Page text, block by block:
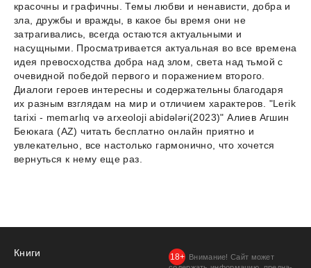
красочны и графичны. Темы любви и ненависти, добра и
зла, дружбы и вражды, в какое бы время они не
затрагивались, всегда остаются актуальными и
насущными. Просматривается актуальная во все времена
идея превосходства добра над злом, света над тьмой с
очевидной победой первого и поражением второго.
Диалоги героев интересны и содержательны благодаря
их разным взглядам на мир и отличием характеров. "Lerik
tarixi - memarlıq və arxeoloji abidələri(2023)" Алиев Агшин
Беюкага (AZ) читать бесплатно онлайн приятно и
увлекательно, все настолько гармонично, что хочется
вернуться к нему еще раз.
Книги
Внимание! Сайт может